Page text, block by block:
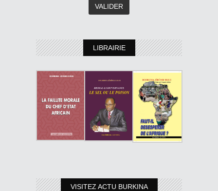
LIBRAIRIE
VISITEZ ACTU BURKINA